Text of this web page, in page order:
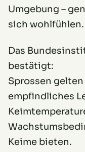
Umgebung –
sich wohlfühlen.
Das
bestätigt:
Sprossen
empfindliches
Keime bieten.